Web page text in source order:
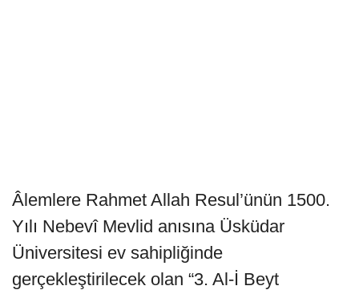
Âlemlere Rahmet Allah Resul’ünün 1500.
Yılı Nebevî Mevlid anısına Üsküdar
Üniversitesi ev sahipliğinde
gerçekleştirilecek olan “3. Al-İ Beyt